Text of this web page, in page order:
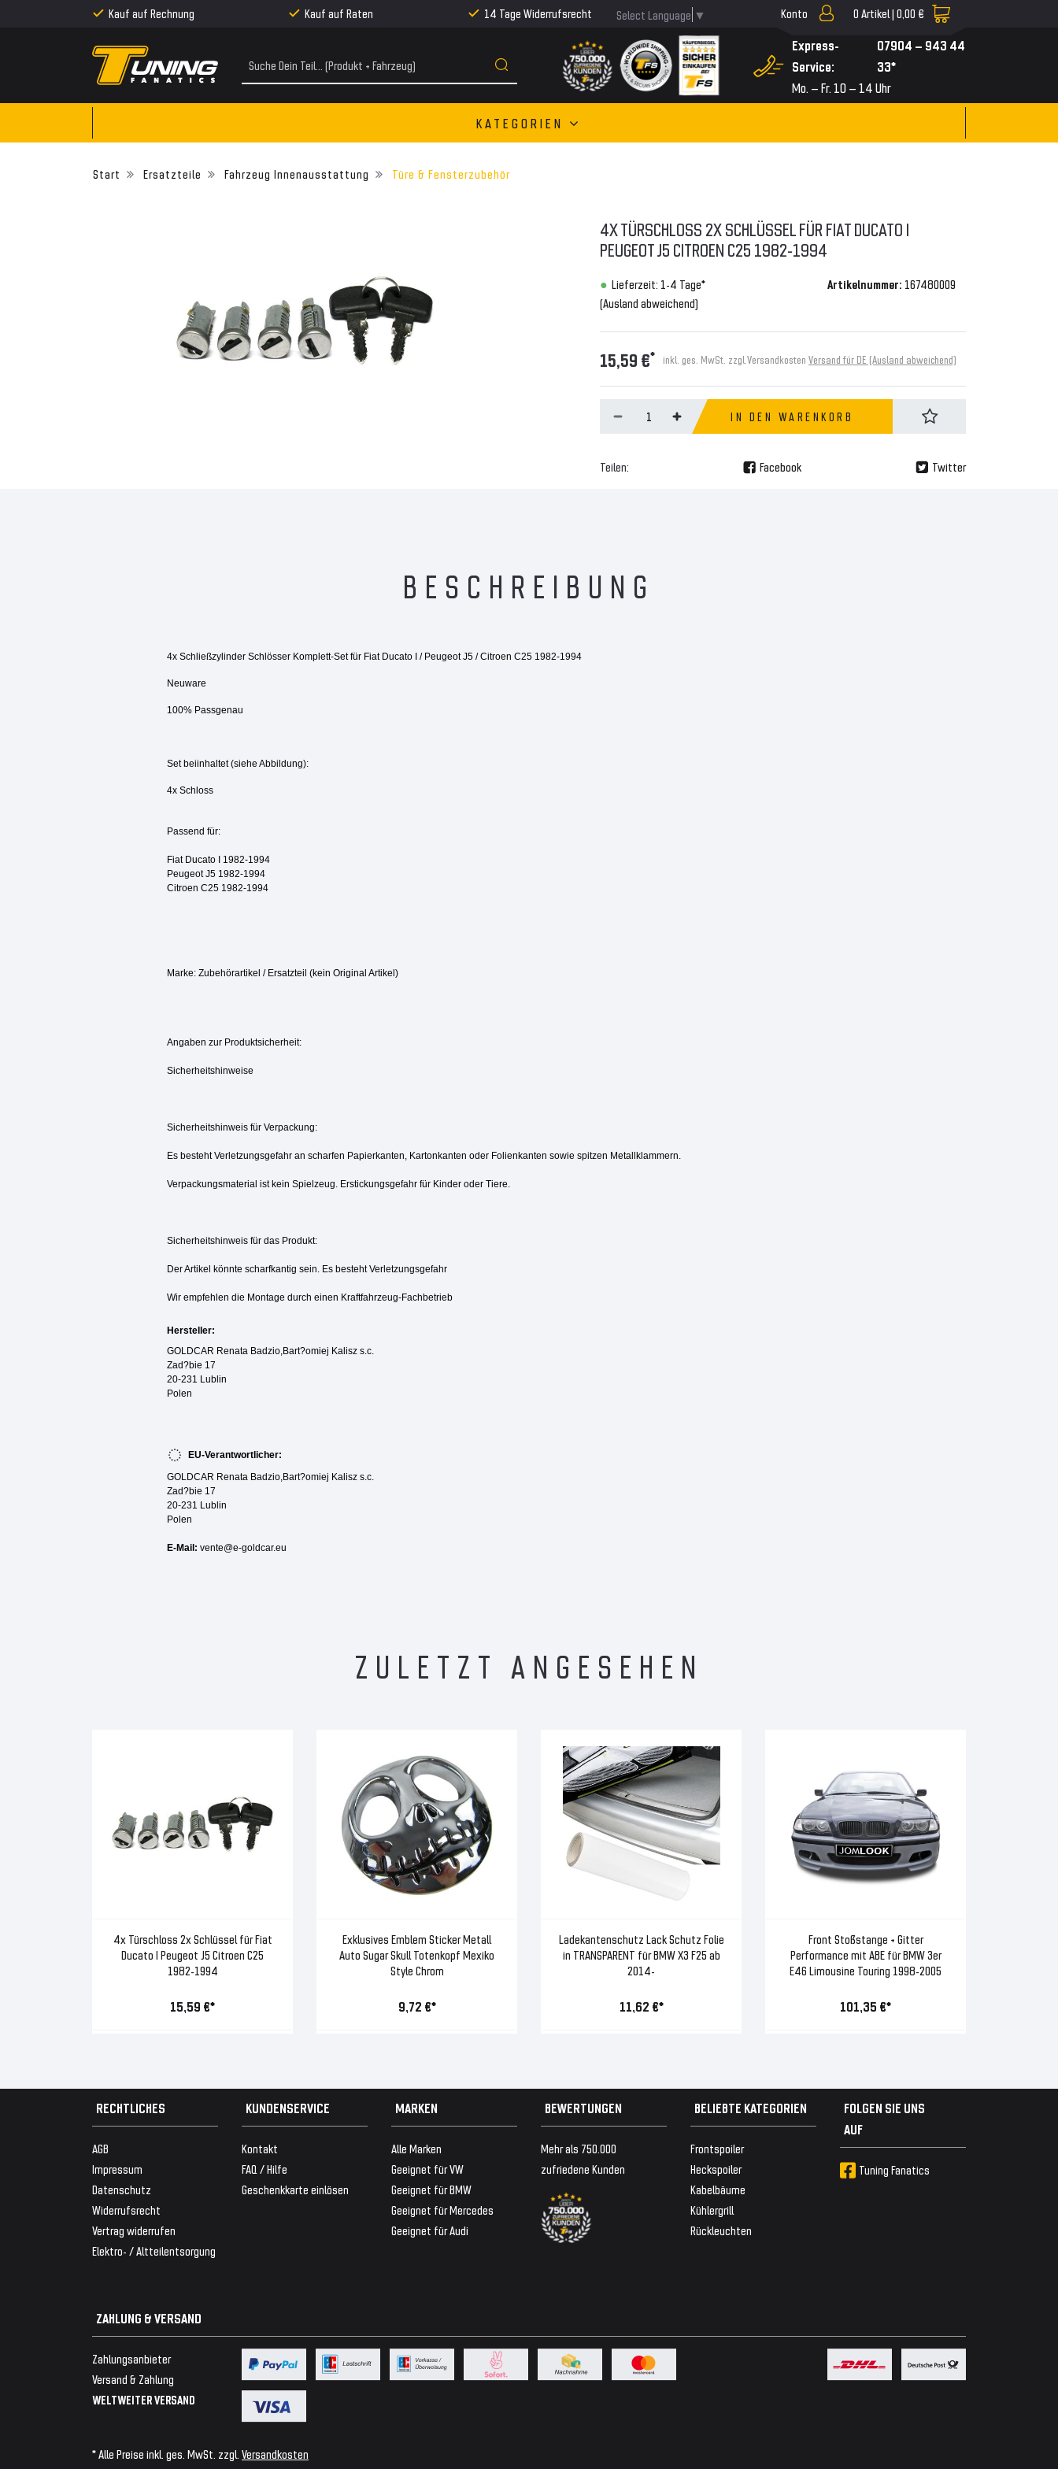
Kauf auf Rechnung Kauf auf Raten 14 Tage Widerrufsrecht Select Language ▼ Konto 0 Artikel | 0,00 €
Express-
Service:
07904 – 943 44
33*
Mo. – Fr. 10 – 14 Uhr
KATEGORIEN
Ersatzteile Fahrzeug Innenausstattung Türe & Fensterzubehör
4X TÜRSCHLOSS 2X SCHLÜSSEL FÜR FIAT DUCATO I
PEUGEOT J5 CITROEN C25 1982-1994
Lieferzeit: 1-4 Tage*
(Ausland abweichend)
Artikelnummer: 167480009
15,59 €* inkl. ges. MwSt. zzgl. Versandkosten Versand für DE (Ausland abweichend)
IN DEN WARENKORB
Teilen: Facebook Twitter
BESCHREIBUNG
4x Schließzylinder Schlösser Komplett-Set für Fiat Ducato I / Peugeot J5 / Citroen C25 1982-1994
Neuware
100% Passgenau
Set beiinhaltet (siehe Abbildung):
4x Schloss
Passend für:
Fiat Ducato I 1982-1994
Peugeot J5 1982-1994
Citroen C25 1982-1994
Marke: Zubehörartikel / Ersatzteil (kein Original Artikel)
Angaben zur Produktsicherheit:
Sicherheitshinweise
Sicherheitshinweis für Verpackung:
Es besteht Verletzungsgefahr an scharfen Papierkanten, Kartonkanten oder Folienkanten sowie spitzen Metallklammern.
Verpackungsmaterial ist kein Spielzeug. Erstickungsgefahr für Kinder oder Tiere.
Sicherheitshinweis für das Produkt:
Der Artikel könnte scharfkantig sein. Es besteht Verletzungsgefahr
Wir empfehlen die Montage durch einen Kraftfahrzeug-Fachbetrieb
Hersteller:
GOLDCAR Renata Badzio,Bart?omiej Kalisz s.c.
Zad?bie 17
20-231 Lublin
Polen
EU-Verantwortlicher:
GOLDCAR Renata Badzio,Bart?omiej Kalisz s.c.
Zad?bie 17
20-231 Lublin
Polen
E-Mail: vente@e-goldcar.eu
ZULETZT ANGESEHEN
4x Türschloss 2x Schlüssel für Fiat
Ducato I Peugeot J5 Citroen C25
1982-1994
15,59 €*
Exklusives Emblem Sticker Metall
Auto Sugar Skull Totenkopf Mexiko
Style Chrom
9,72 €*
Ladekantenschutz Lack Schutz Folie
in TRANSPARENT für BMW X3 F25 ab
2014-
11,62 €*
Front Stoßstange + Gitter
Performance mit ABE für BMW 3er
E46 Limousine Touring 1998-2005
101,35 €*
RECHTLICHES
AGB
Impressum
Datenschutz
Widerrufsrecht
Vertrag widerrufen
Elektro- / Altteilentsorgung
KUNDENSERVICE
Kontakt
FAQ / Hilfe
Geschenkkarte einlösen
MARKEN
Alle Marken
Geeignet für VW
Geeignet für BMW
Geeignet für Mercedes
Geeignet für Audi
BEWERTUNGEN
Mehr als 750.000
zufriedene Kunden
BELIEBTE KATEGORIEN
Frontspoiler
Heckspoiler
Kabelbäume
Kühlergrill
Rückleuchten
FOLGEN SIE UNS
AUF
Tuning Fanatics
ZAHLUNG & VERSAND
Zahlungsanbieter
Versand & Zahlung
WELTWEITER VERSAND
* Alle Preise inkl. ges. MwSt. zzgl. Versandkosten